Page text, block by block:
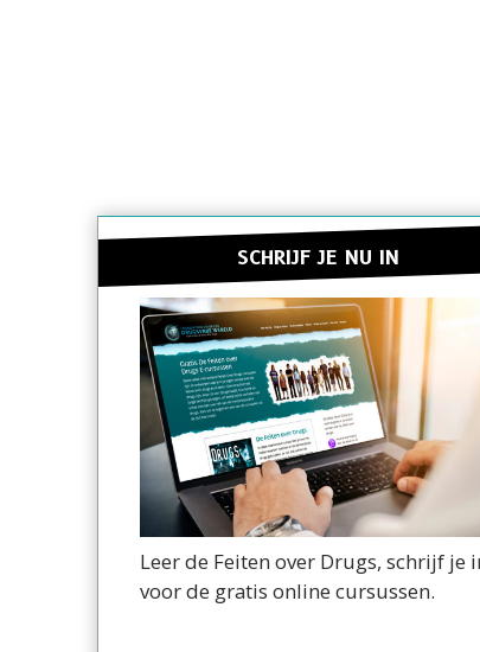
SCHRIJF JE NU IN
Leer de Feiten over Drugs, schrijf je
voor de gratis online cursussen.